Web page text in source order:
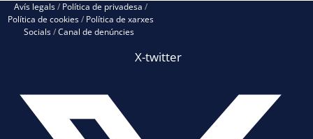
Avís legals/ Política de privadesa /
Política de cookies/ Política de xarxes
Socials/Canal de denúncies
X-twitter